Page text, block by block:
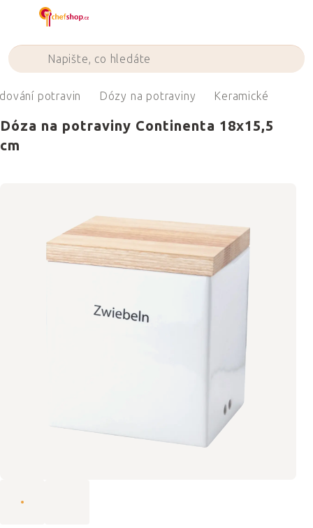
potravin Dózy na potraviny Keramické
Dóza na potraviny Continenta 18x15,5
cm